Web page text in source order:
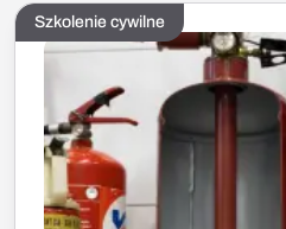
Szkolenie cywilne